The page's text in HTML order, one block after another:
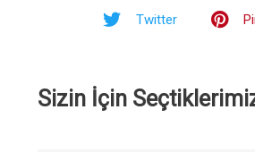
Twitter
Sizin İçin